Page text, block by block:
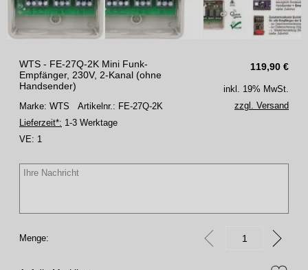
119,90 €
WTS - FE-27Q-2K Mini Funk-
Empfänger, 230V, 2-Kanal (ohne
Handsender)
Marke: WTS Artikelnr.: FE-27Q-2K
Lieferzeit*: 1-3 Werktage
VE: 1
inkl. 19% MwSt.
zzgl. Versand
Menge: